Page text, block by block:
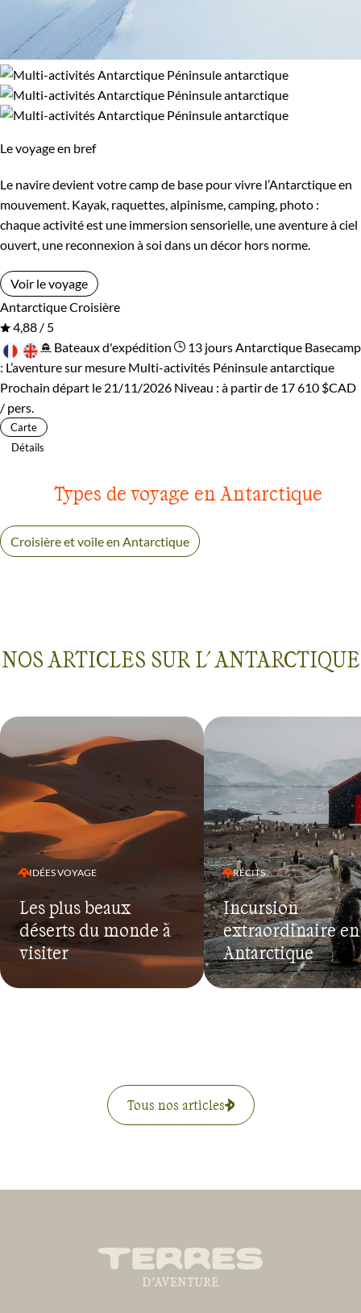
Le voyage en bref
Le navire devient votre camp de base pour vivre l’Antarctique en
mouvement. Kayak, raquettes, alpinisme, camping, photo :
chaque activité est une immersion sensorielle, une aventure à ciel
ouvert, une reconnexion à soi dans un décor hors norme.
Voir le voyage
AntarctiqueCroisière
4,88 / 5
Bateaux d'expédition
13 jours Antarctique Basecamp
: L’aventure sur mesure Multi-activités Péninsule antarctique
Prochain départ le 21/11/2026 Niveau : à partir de 17 610 $CAD
/ pers.
Carte
Détails
Types de voyage en Antarctique
Croisière et voile en Antarctique
NOS ARTICLES SUR L' ANTARCTIQUE
IDÉES VOYAGE
Les plus beaux
déserts du monde à
visiter
RÉCITS
Incursion
extraordinaire en
Antarctique
Tous nos articles